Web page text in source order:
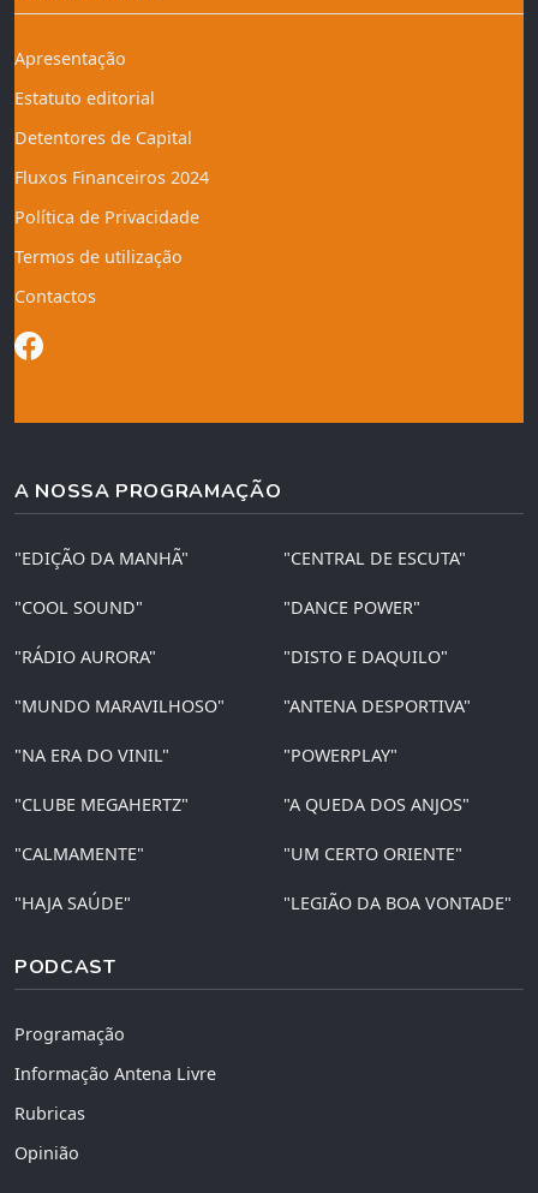
Apresentação
Estatuto editorial
Detentores de Capital
Fluxos Financeiros 2024
Política de Privacidade
Termos de utilização
Contactos
A NOSSA PROGRAMAÇÃO
"EDIÇÃO DA MANHÃ" "CENTRAL DE ESCUTA"
"COOL SOUND" "DANCE POWER"
"RÁDIO AURORA" "DISTO E DAQUILO"
"MUNDO MARAVILHOSO" "ANTENA DESPORTIVA"
"NA ERA DO VINIL" "POWERPLAY"
"CLUBE MEGAHERTZ" "A QUEDA DOS ANJOS"
"CALMAMENTE" "UM CERTO ORIENTE"
"HAJA SAÚDE" "LEGIÃO DA BOA VONTADE"
PODCAST
Programação
Informação Antena Livre
Rubricas
Opinião